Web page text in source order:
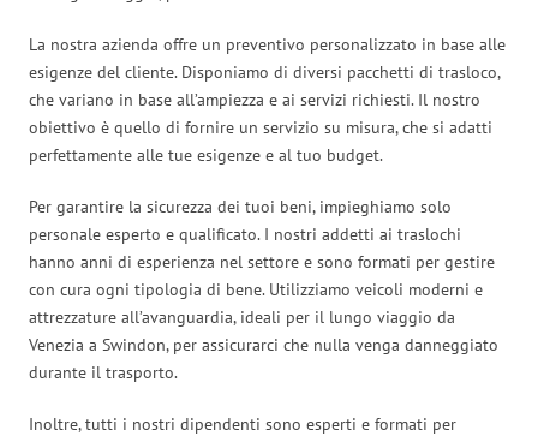
La nostra azienda offre un preventivo personalizzato in base alle
esigenze del cliente. Disponiamo di diversi pacchetti di trasloco,
che variano in base all’ampiezza e ai servizi richiesti. Il nostro
obiettivo è quello di fornire un servizio su misura, che si adatti
perfettamente alle tue esigenze e al tuo budget.
Per garantire la sicurezza dei tuoi beni, impieghiamo solo
personale esperto e qualificato. I nostri addetti ai traslochi
hanno anni di esperienza nel settore e sono formati per gestire
con cura ogni tipologia di bene. Utilizziamo veicoli moderni e
attrezzature all’avanguardia, ideali per il lungo viaggio da
Venezia a Swindon, per assicurarci che nulla venga danneggiato
durante il trasporto.
Inoltre, tutti i nostri dipendenti sono esperti e formati per